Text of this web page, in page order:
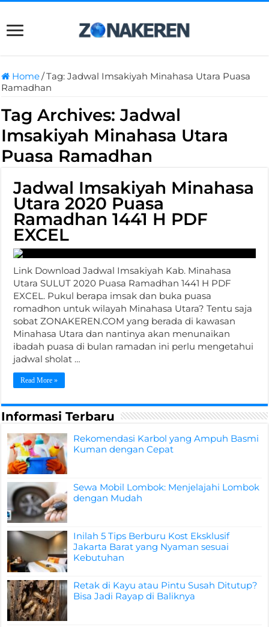
Home/Tag:Jadwal Imsakiyah Minahasa Utara Puasa
Ramadhan
Tag Archives:Jadwal
Imsakiyah Minahasa Utara
Puasa Ramadhan
Jadwal Imsakiyah Minahasa
Utara 2020 Puasa
Ramadhan 1441 H PDF
EXCEL
Link Download Jadwal Imsakiyah Kab. Minahasa
Utara SULUT 2020 Puasa Ramadhan 1441 H PDF
EXCEL. Pukul berapa imsak dan buka puasa
romadhon untuk wilayah Minahasa Utara? Tentu saja
sobat ZONAKEREN.COM yang berada di kawasan
Minahasa Utara dan nantinya akan menunaikan
ibadah puasa di bulan ramadan ini perlu mengetahui
jadwal sholat …
Read More »
Informasi Terbaru
Rekomendasi Karbol yang Ampuh Basmi
Kuman dengan Cepat
Sewa Mobil Lombok: Menjelajahi Lombok
dengan Mudah
Inilah 5 Tips Berburu Kost Eksklusif
Jakarta Barat yang Nyaman sesuai
Kebutuhan
Retak di Kayu atau Pintu Susah Ditutup?
Bisa Jadi Rayap di Baliknya